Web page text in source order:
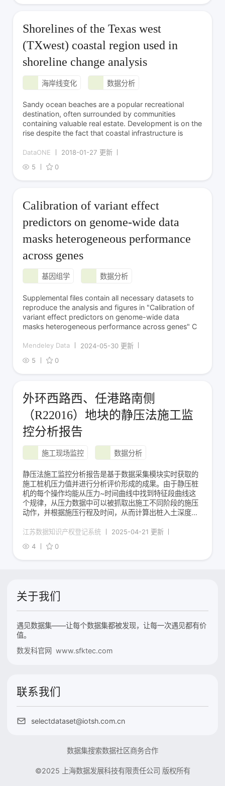
Shorelines of the Texas west
(TXwest) coastal region used in
shoreline change analysis
海岸线变化 数据分析
Sandy ocean beaches are a popular recreational
destination, often surrounded by communities
containing valuable real estate. Development is on the
rise despite the fact that coastal infrastructure is
DataONE
2018-01-27 更新
5
0
Calibration of variant effect
predictors on genome-wide data
masks heterogeneous performance
across genes
基因组学 数据分析
Supplemental files contain all necessary datasets to
reproduce the analysis and figures in "Calibration of
variant effect predictors on genome-wide data
masks heterogeneous performance across genes" C
Mendeley Data
2024-05-30 更新
5
0
外环西路西、任港路南侧
（R22016）地块的静压法施工监
控分析报告
施工现场监控 数据分析
静压法施工监控分析报告是基于数据采集模块实时获取的
施工桩机压力值并进行分析评价形成的成果。由于静压桩
机的每个操作均能从压力~时间曲线中找到特征段曲线这
个规律，从压力数据中可以被抓取出施工不同阶段的施压
动作，并根据施压行程及时间，从而计算出桩入土深度，
规律，对施工全过程的动作进行溯源解析，能分析出桩焊
接等待时间、桩施工起讫时间以及不同施工土层阶段的压
江苏数据知识产权登记系统
2025-04-21 更新
4
0
关于我们
遇见数据集——让每个数据集都被发现，让每一次遇见都有价
值。
数发科官网 www.sfktec.com
联系我们
selectdataset@iotsh.com.cn
数据集搜索数据社区商务合作
©2025 上海数据发展科技有限责任公司 版权所有